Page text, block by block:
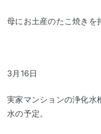
母にお土産のたこ焼きを
3月16日
実家マンションの浄化水
水の予定。